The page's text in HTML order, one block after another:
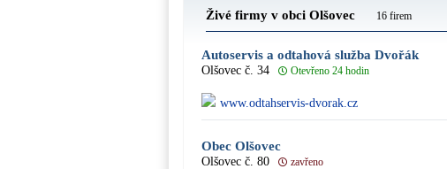
Živé firmy v obci Olšovec 16 firem
Autoservis a odtahová služba Dvořák
Olšovec č. 34 Otevřeno 24 hodin
www.odtahservis-dvorak.cz
Obec Olšovec
Olšovec č. 80 zavřeno